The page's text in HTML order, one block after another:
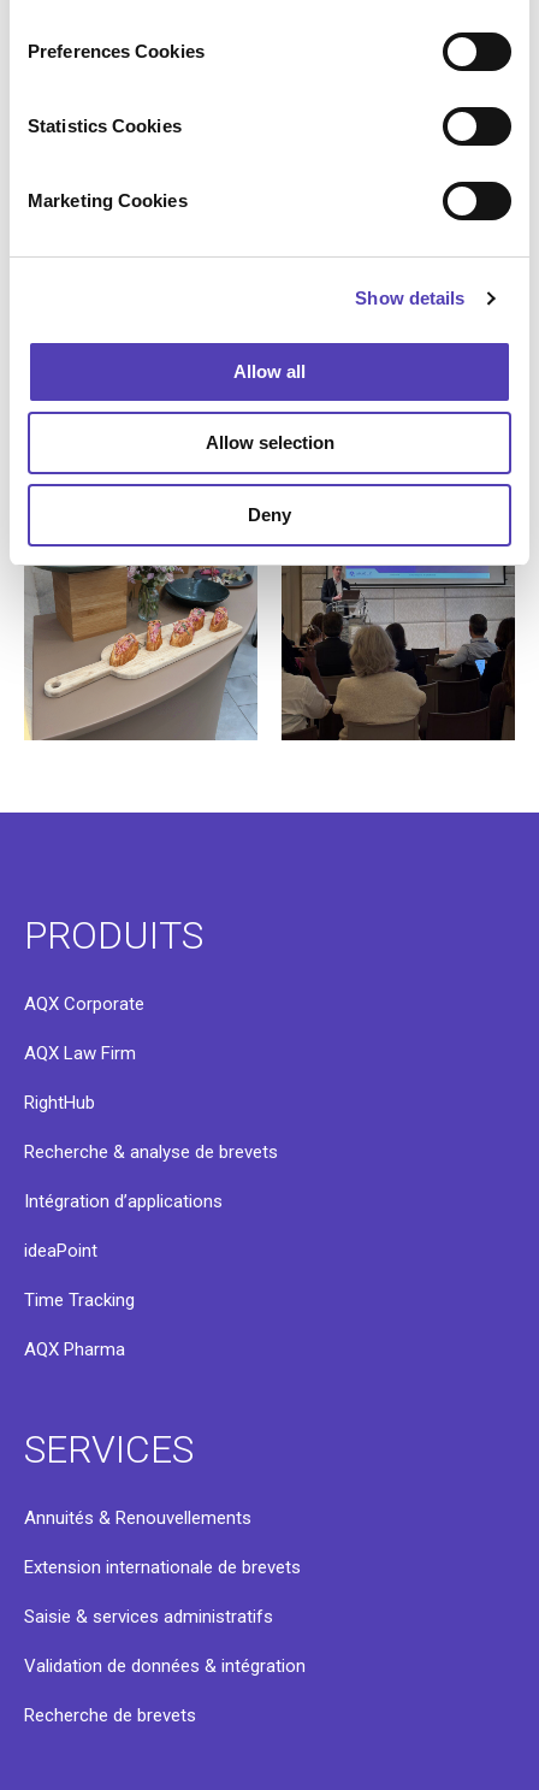
Preferences Cookies
Statistics Cookies
Marketing Cookies
Show details
Allow all
Allow selection
Deny
PRODUITS
AQX Corporate
AQX Law Firm
RightHub
Recherche & analyse de brevets
Intégration d’applications
ideaPoint
Time Tracking
AQX Pharma
SERVICES
Annuités & Renouvellements
Extension internationale de brevets
Saisie & services administratifs
Validation de données & intégration
Recherche de brevets